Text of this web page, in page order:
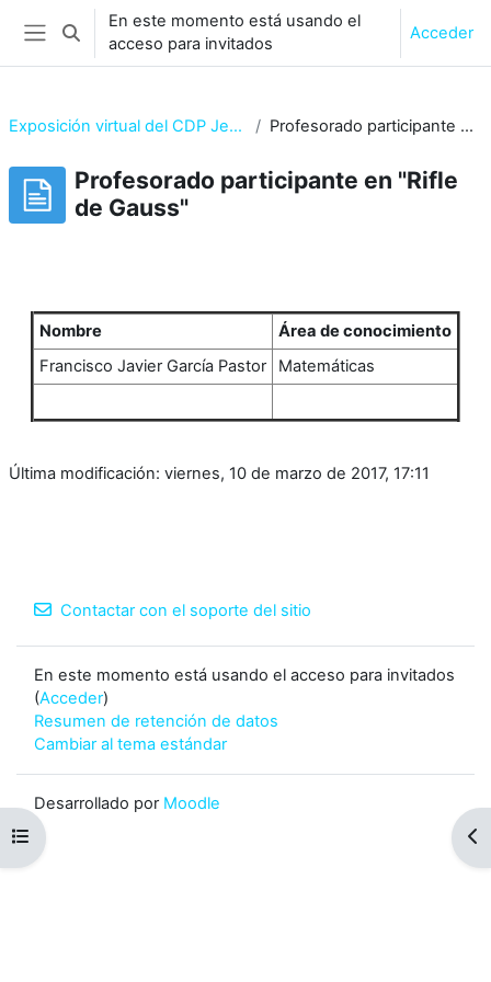
Salta al contenido principal
Panel lateral
Selector de búsqueda de entrada
En este momento está usando el
acceso para invitados
Acceder
Abrir índice del curso
Exposición virtual del CDP Jesús María - El Cuco Profesorado participante en "Rifle de Gauss"
Profesorado participante en "Rifle
de Gauss"
Nombre
Área de conocimiento
Francisco Javier García Pastor
Matemáticas
Última modificación: viernes, 10 de marzo de 2017, 17:11
Contactar con el soporte del sitio
En este momento está usando el acceso para invitados
(Acceder)
Resumen de retención de datos
Cambiar al tema estándar
Desarrollado por Moodle